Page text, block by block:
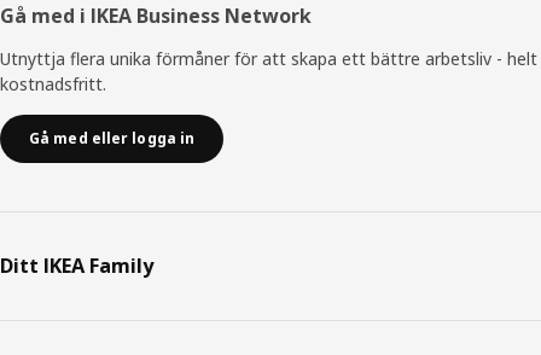
Gå med i IKEA Business Network
Utnyttja flera unika förmåner för att skapa ett bättre arbetsliv - helt
kostnadsfritt.
Gå med eller logga in
Ditt IKEA Family